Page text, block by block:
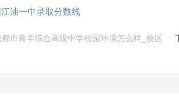
油一中录取分数线
市青羊综合高级中学校园环境怎么样_校区